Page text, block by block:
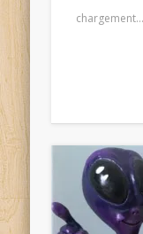
chargement…